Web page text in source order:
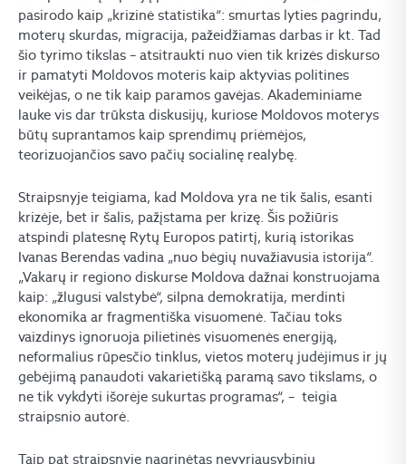
pasirodo kaip „krizinė statistika“: smurtas lyties pagrindu,
moterų skurdas, migracija, pažeidžiamas darbas ir kt. Tad
šio tyrimo tikslas – atsitraukti nuo vien tik krizės diskurso
ir pamatyti Moldovos moteris kaip aktyvias politines
veikėjas, o ne tik kaip paramos gavėjas. Akademiniame
lauke vis dar trūksta diskusijų, kuriose Moldovos moterys
būtų suprantamos kaip sprendimų priėmėjos,
teorizuojančios savo pačių socialinę realybę.
Straipsnyje teigiama, kad Moldova yra ne tik šalis, esanti
krizėje, bet ir šalis, pažįstama per krizę. Šis požiūris
atspindi platesnę Rytų Europos patirtį, kurią istorikas
Ivanas Berendas vadina „nuo bėgių nuvažiavusia istorija“.
„Vakarų ir regiono diskurse Moldova dažnai konstruojama
kaip: „žlugusi valstybė“, silpna demokratija, merdinti
ekonomika ar fragmentiška visuomenė. Tačiau toks
vaizdinys ignoruoja pilietinės visuomenės energiją,
neformalius rūpesčio tinklus, vietos moterų judėjimus ir jų
gebėjimą panaudoti vakarietišką paramą savo tikslams, o
ne tik vykdyti išorėje sukurtas programas“, – teigia
straipsnio autorė.
Taip pat straipsnyje nagrinėtas nevyriausybinių